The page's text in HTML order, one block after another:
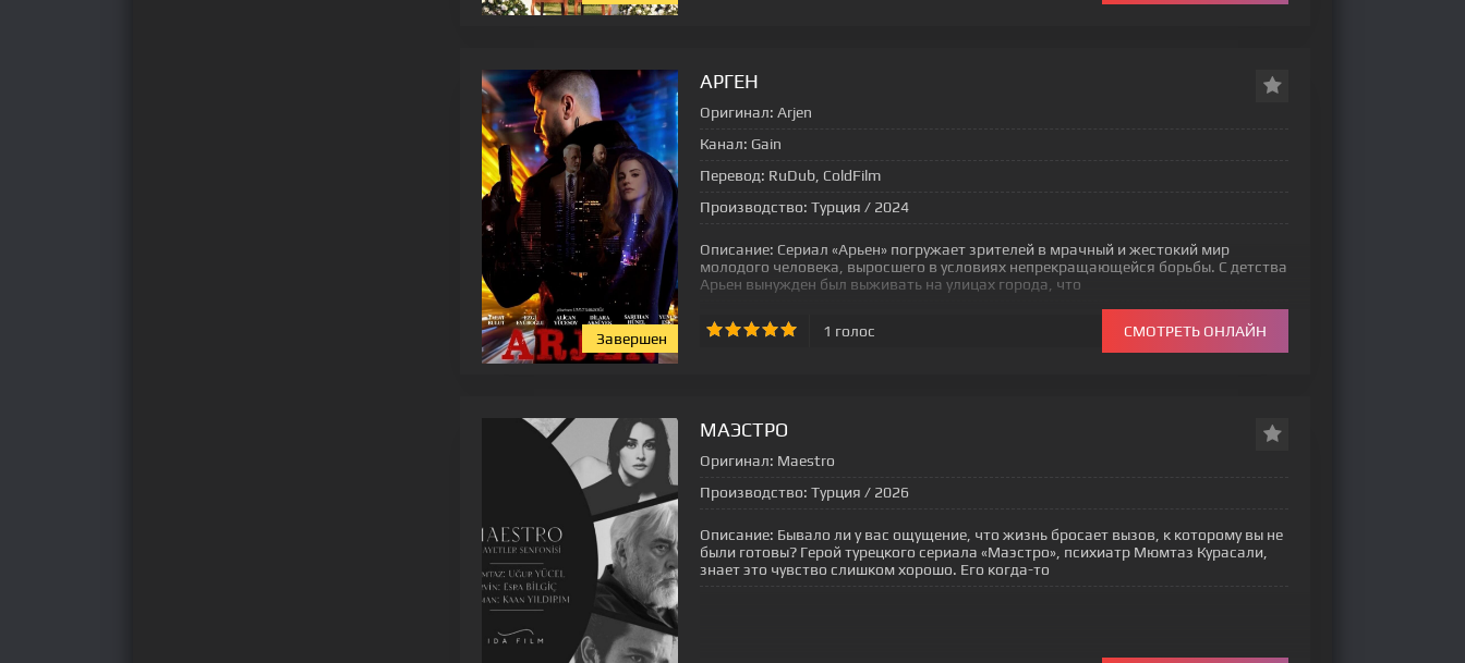
Завершен
АРГЕН
Оригинал: Arjen
Канал: Gain
Перевод: RuDub, ColdFilm
Производство: Турция / 2024
Описание: Сериал «Арьен» погружает зрителей в мрачный и жестокий мир
молодого человека, выросшего в условиях непрекращающейся борьбы. С детства
Арьен вынужден был выживать на улицах города, что
1 голос СМОТРЕТЬ ОНЛАЙН
МАЭСТРО
Оригинал: Maestro
Производство: Турция / 2026
Описание: Бывало ли у вас ощущение, что жизнь бросает вызов, к которому вы не
были готовы? Герой турецкого сериала «Маэстро», психиатр Мюмтаз Курасали,
знает это чувство слишком хорошо. Его когда-то